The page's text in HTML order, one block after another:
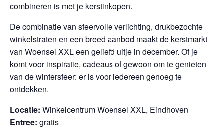
combineren is met je kerstinkopen.
De combinatie van sfeervolle verlichting, drukbezochte
winkelstraten en een breed aanbod maakt de kerstmarkt
van Woensel XXL een geliefd uitje in december. Of je
komt voor inspiratie, cadeaus of gewoon om te genieten
van de wintersfeer: er is voor iedereen genoeg te
ontdekken.
Locatie: Winkelcentrum Woensel XXL, Eindhoven
Entree: gratis